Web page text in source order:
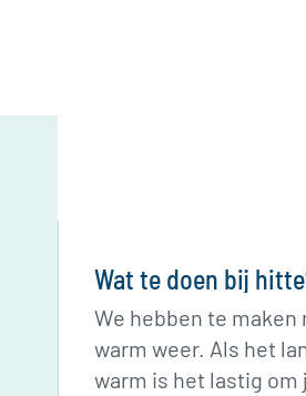
Wat te doen bij
We hebben te
warm weer. Als het
warm is het lastig om